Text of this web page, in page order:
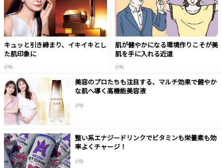
キュッと引き締まり、イキイキとし
た肌印象に
(PR)
肌が健やかになる環境作りこそが美
肌を手に入れる近道
(PR)
美容のプロたちも注目する、マルチ効果で健やか
な肌へ導く高機能美容液
(PR)
整い系エナジードリンクでビタミンも栄養素も効
率よくチャージ！
(PR)